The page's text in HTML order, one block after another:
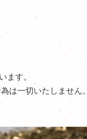
ます。
は一切いたしません。